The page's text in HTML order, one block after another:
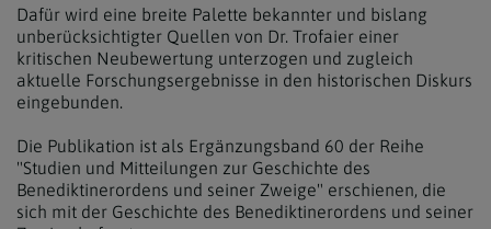
Dafür wird eine breite Palette bekannter und bislang
unberücksichtigter Quellen von Dr. Trofaier einer
kritischen Neubewertung unterzogen und zugleich
aktuelle Forschungsergebnisse in den historischen Diskurs
eingebunden.
Die Publikation ist als Ergänzungsband 60 der Reihe
"Studien und Mitteilungen zur Geschichte des
Benediktinerordens und seiner Zweige" erschienen, die
sich mit der Geschichte des Benediktinerordens und seiner